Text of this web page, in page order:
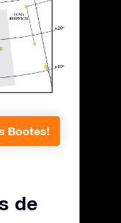
Bootes!
de